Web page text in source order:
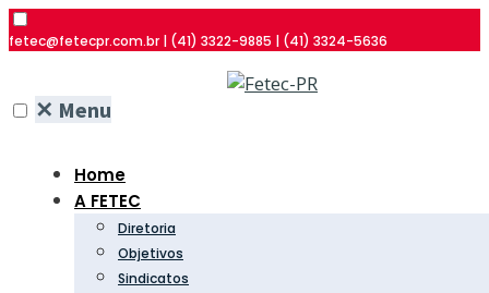
fetec@fetecpr.com.br | (41) 3322-9885 | (41) 3324-5636
✕ Menu
Home
A FETEC
Diretoria
Objetivos
Sindicatos